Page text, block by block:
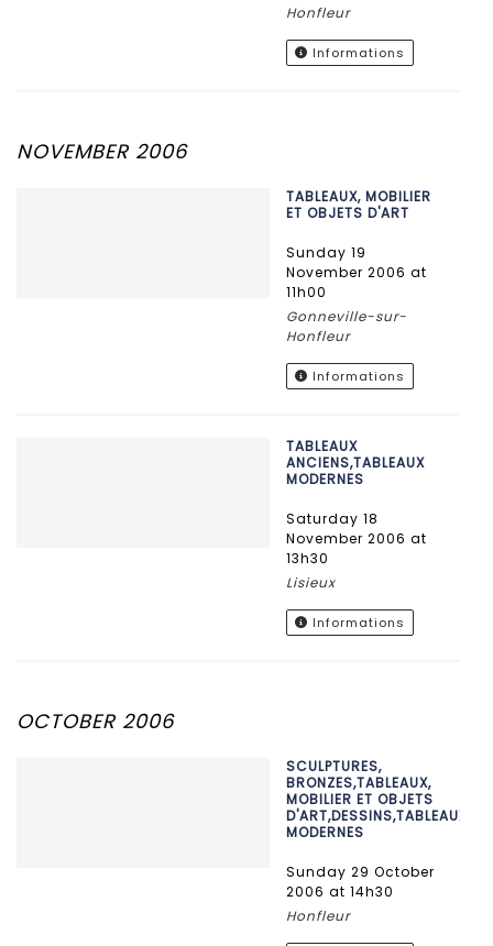
Honfleur
Informations
NOVEMBER 2006
TABLEAUX, MOBILIER
ET OBJETS D'ART
Sunday 19
November 2006 at
11h00
Gonneville-sur-
Honfleur
Informations
TABLEAUX
ANCIENS,TABLEAUX
MODERNES
Saturday 18
November 2006 at
13h30
Lisieux
Informations
OCTOBER 2006
SCULPTURES,
BRONZES,TABLEAUX,
MOBILIER ET OBJETS
D'ART,DESSINS,TABLEAUX
MODERNES
Sunday 29 October
2006 at 14h30
Honfleur